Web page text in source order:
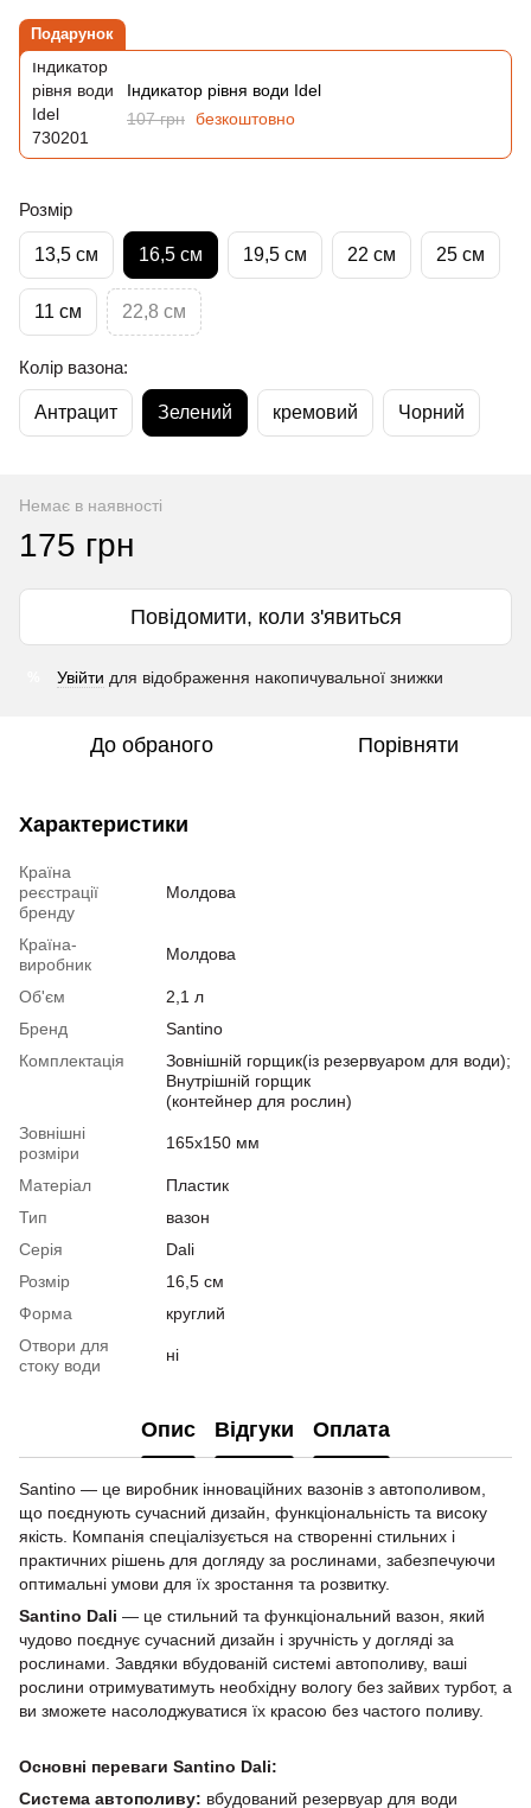
Подарунок
Індикатор рівня води Idel
107 грн безкоштовно
Розмір
13,5 см 16,5 см 19,5 см 22 см 25 см
11 см 22,8 см
Колір вазона:
Антрацит Зелений кремовий Чорний
Немає в наявності
175 грн
Повідомити, коли з'явиться
Увійти для відображення накопичувальної знижки
До обраного Порівняти
Характеристики
Країна
реєстрації
бренду
Молдова
Країна-
виробник
Молдова
Об'єм
2,1 л
Бренд
Santino
Комплектація
Зовнішній горщик(із резервуаром для води);
Внутрішній горщик
(контейнер для рослин)
Зовнішні
розміри
165х150 мм
Матеріал
Пластик
Тип
вазон
Серія
Dali
Розмір
16,5 см
Форма
круглий
Отвори для
стоку води
ні
Опис Відгуки Оплата
Santino — це виробник інноваційних вазонів з автополивом,
що поєднують сучасний дизайн, функціональність та високу
якість. Компанія спеціалізується на створенні стильних і
практичних рішень для догляду за рослинами, забезпечуючи
оптимальні умови для їх зростання та розвитку.
Santino Dali — це стильний та функціональний вазон, який
чудово поєднує сучасний дизайн і зручність у догляді за
рослинами. Завдяки вбудованій системі автополиву, ваші
рослини отримуватимуть необхідну вологу без зайвих турбот, а
ви зможете насолоджуватися їх красою без частого поливу.
Основні переваги Santino Dali:
Система автополиву: вбудований резервуар для води